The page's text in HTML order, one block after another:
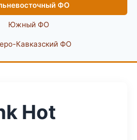
ФО
Южный ФО
Кавказский ФО
Hot